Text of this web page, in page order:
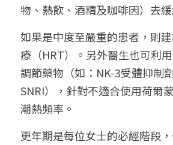
物、熱飲、酒精及咖啡因）去緩
如果是中度至嚴重的患者，則
療（HRT）。另外醫生也可利
調節藥物（如：NK-3受體抑制
SNRI），針對不適合使用荷爾
潮熱頻率。
更年期是每位女士的必經階段